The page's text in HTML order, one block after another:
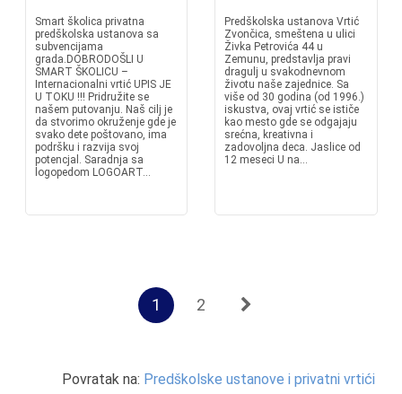
Smart školica privatna
predškolska ustanova sa
subvencijama
grada.DOBRODOŠLI U
SMART ŠKOLICU –
Internacionalni vrtić UPIS JE
U TOKU !!! Pridružite se
našem putovanju. Naš cilj je
da stvorimo okruženje gde je
svako dete poštovano, ima
podršku i razvija svoj
potencjal. Saradnja sa
logopedom LOGOART...
Predškolska ustanova Vrtić
Zvončica, smeštena u ulici
Živka Petrovića 44 u
Zemunu, predstavlja pravi
dragulj u svakodnevnom
životu naše zajednice. Sa
više od 30 godina (od 1996.)
iskustva, ovaj vrtić se ističe
kao mesto gde se odgajaju
srećna, kreativna i
zadovoljna deca. Jaslice od
12 meseci U na...
1 2
Povratak na: Predškolske ustanove i privatni vrtići